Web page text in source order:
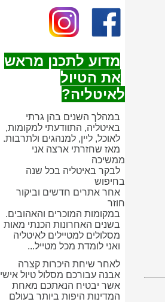
מדוע לתכנן מראש
את הטיול
לאיטליה?
במהלך השנים בהן גרתי
באיטליה, התוודעתי למקומות,
לאוכל, ליין, למנהגים ולתרבות.
מאז שחזרתי ארצה אני
ממשיכה
לבקר באיטליה בכל שנה
בחיפוש
אחר אתרים חדשים וביקור
חוזר
במקומות המוכרים והאהובים.
בשנים האחרונות הכנתי מאות
מסלולים למטיילים לאיטליה
ואני לומדת מכל מטייל...
לאחר שיחת היכרות קצרה
אבנה עבורכם מסלול טיול אישי
אשר יבטיח הנאתכם מאחת
המדינות היפות ביותר בעולם